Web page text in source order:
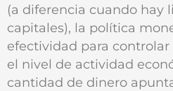
(a diferencia cuando hay
capitales), la política
efectividad para
el nivel de actividad
cantidad de dinero